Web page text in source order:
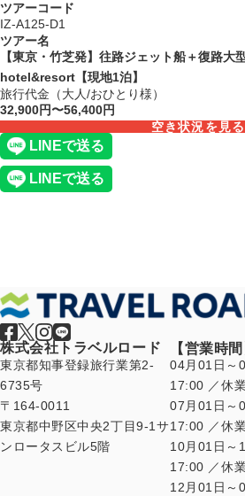
ツアーコード
IZ-A125-D1
ツアー名
【東京・竹芝発】往路ジェット船＋復路大
hotel&resort【現地1泊】
旅行代金（大人/おひとり様）
32,900円〜56,400円
空き状況を見る
株式会社トラベルロード
東京都知事登録旅行業第2-
6735号
〒164-0011
東京都中野区中央2丁目9-1サ
ンロータスビル5階
【営業時間
04月01日～
17:00 ／休
07月01日～
17:00 ／休
10月01日～
17:00 ／休
12月01日～